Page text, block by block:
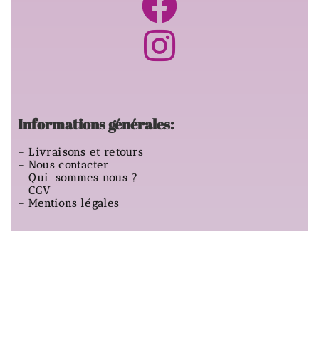
Informations générales:
–Livraisons et retours
–Nous contacter
–Qui-sommes nous ?
–CGV
–Mentions légales